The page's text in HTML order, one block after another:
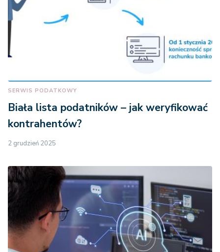
SERWIS PODATKOWY
Biała lista podatników – jak weryfikować
kontrahentów?
2 grudzień 2025